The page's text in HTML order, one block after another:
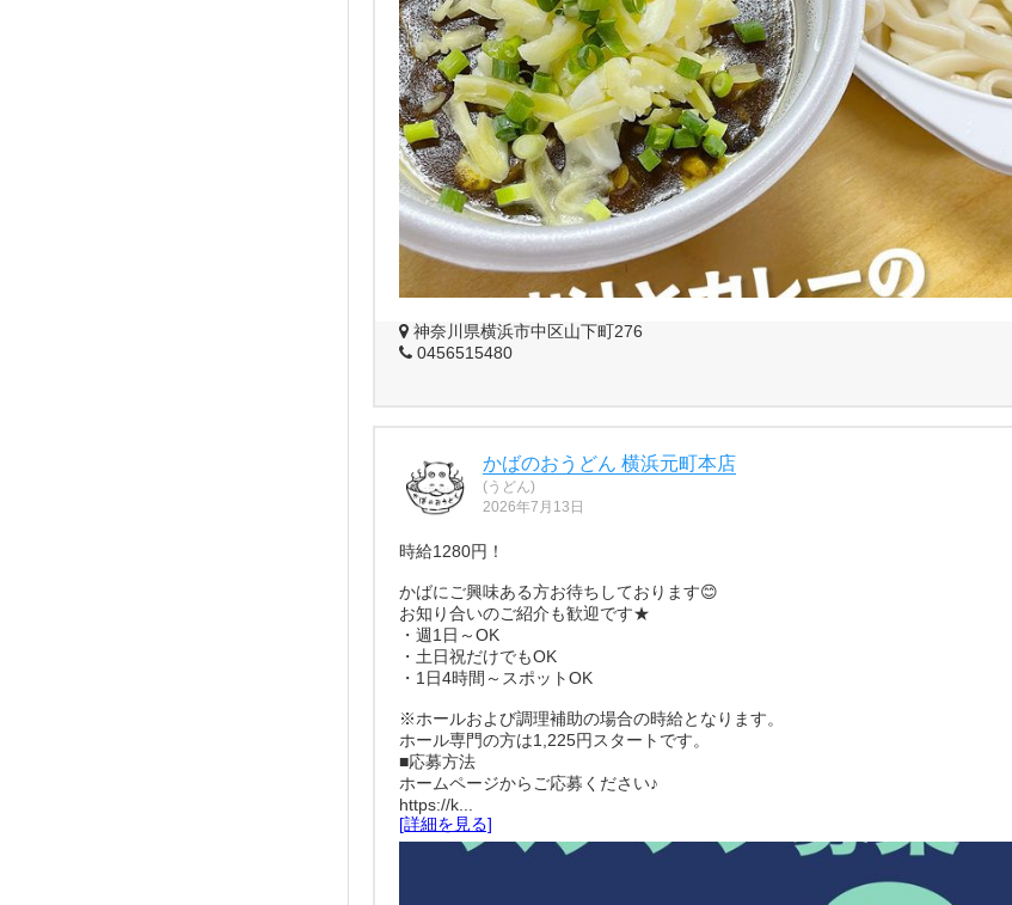
神奈川県横浜市中区山下町276
0456515480
かばのおうどん 横浜元町本店
(うどん)
2026年7月13日
時給1280円！
かばにご興味ある方お待ちしております😊
お知り合いのご紹介も歓迎です★
・週1日～OK
・土日祝だけでもOK
・1日4時間～スポットOK
※ホールおよび調理補助の場合の時給となります。
ホール専門の方は1,225円スタートです。
■応募方法
ホームページからご応募ください♪
https://k...
[詳細を見る]